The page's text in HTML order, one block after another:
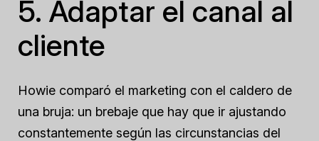
5. Adaptar el canal al
cliente
Howie comparó el marketing con el caldero de
una bruja: un brebaje que hay que ir ajustando
constantemente según las circunstancias del